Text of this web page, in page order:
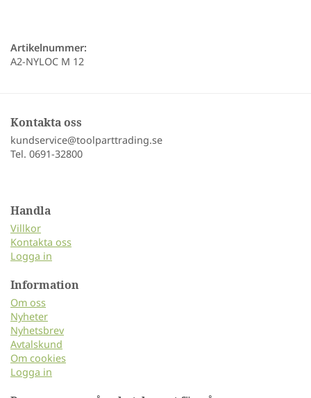
Artikelnummer:
A2-NYLOC M 12
Kontakta oss
kundservice@toolparttrading.se
Tel. 0691-32800
Handla
Villkor
Kontakta oss
Logga in
Information
Om oss
Nyheter
Nyhetsbrev
Avtalskund
Om cookies
Logga in